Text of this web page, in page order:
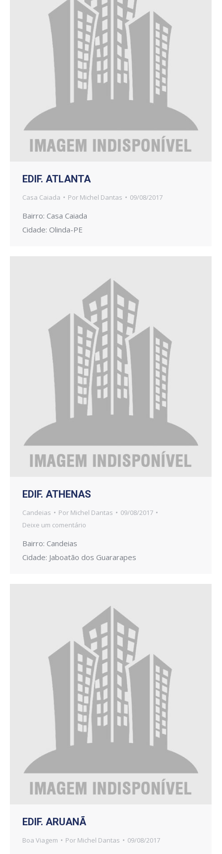
EDIF. ATLANTA
Casa Caiada Por Michel Dantas 09/08/2017
Bairro: Casa Caiada
Cidade: Olinda-PE
EDIF. ATHENAS
Candeias Por Michel Dantas
09/08/2017
Deixe um comentário
Bairro: Candeias
Cidade: Jaboatão dos Guararapes
EDIF. ARUANÃ
Boa Viagem Por Michel Dantas 09/08/2017